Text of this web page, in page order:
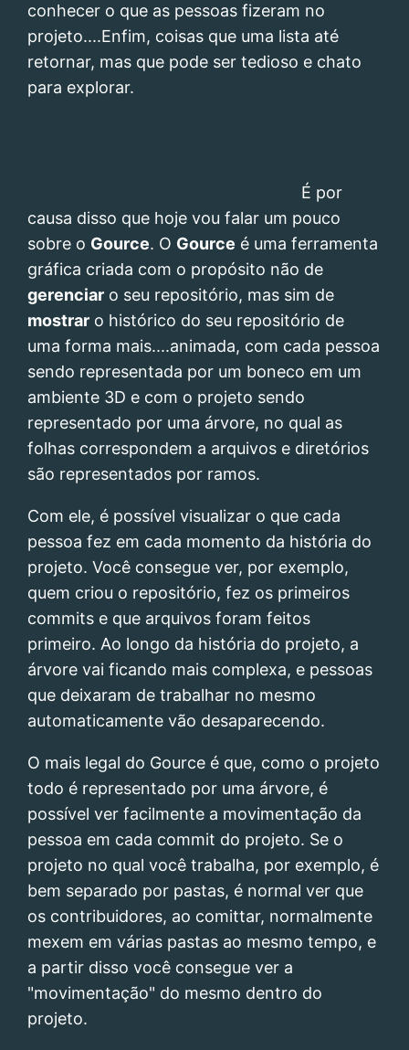
conhecer o que as pessoas fizeram no
projeto....Enfim, coisas que uma lista até
retornar, mas que pode ser tedioso e chato
para explorar.
É por
causa disso que hoje vou falar um pouco
sobre o Gource. O Gource é uma ferramenta
gráfica criada com o propósito não de
gerenciar o seu repositório, mas sim de
mostrar o histórico do seu repositório de
uma forma mais....animada, com cada pessoa
sendo representada por um boneco em um
ambiente 3D e com o projeto sendo
representado por uma árvore, no qual as
folhas correspondem a arquivos e diretórios
são representados por ramos.
Com ele, é possível visualizar o que cada
pessoa fez em cada momento da história do
projeto. Você consegue ver, por exemplo,
quem criou o repositório, fez os primeiros
commits e que arquivos foram feitos
primeiro. Ao longo da história do projeto, a
árvore vai ficando mais complexa, e pessoas
que deixaram de trabalhar no mesmo
automaticamente vão desaparecendo.
O mais legal do Gource é que, como o projeto
todo é representado por uma árvore, é
possível ver facilmente a movimentação da
pessoa em cada commit do projeto. Se o
projeto no qual você trabalha, por exemplo, é
bem separado por pastas, é normal ver que
os contribuidores, ao comittar, normalmente
mexem em várias pastas ao mesmo tempo, e
a partir disso você consegue ver a
"movimentação" do mesmo dentro do
projeto.